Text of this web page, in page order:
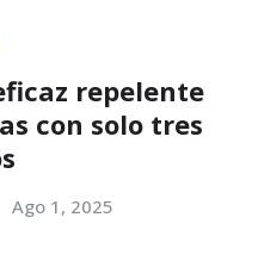
repelente
con solo tres
Ago 1, 2025